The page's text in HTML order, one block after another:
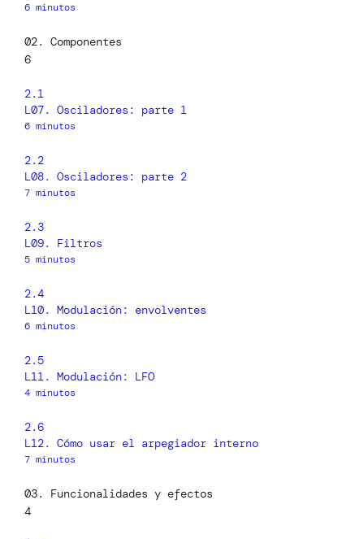
6 minutos
02. Componentes
6
2.1
L07. Osciladores: parte 1
6 minutos
2.2
L08. Osciladores: parte 2
7 minutos
2.3
L09. Filtros
5 minutos
2.4
L10. Modulación: envolventes
6 minutos
2.5
L11. Modulación: LFO
4 minutos
2.6
L12. Cómo usar el arpegiador interno
7 minutos
03. Funcionalidades y efectos
4